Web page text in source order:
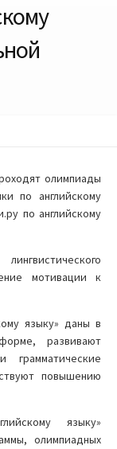
олимпиады
по английскому
по английскому
мотивации к
языку» даны в
развивают
грамматические
повышению
языку»
олимпиадных